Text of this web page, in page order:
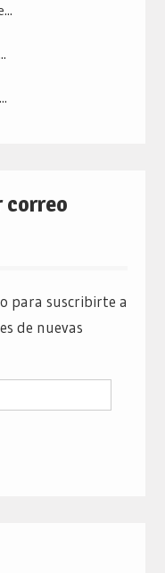
correo
para suscribirte a
de nuevas